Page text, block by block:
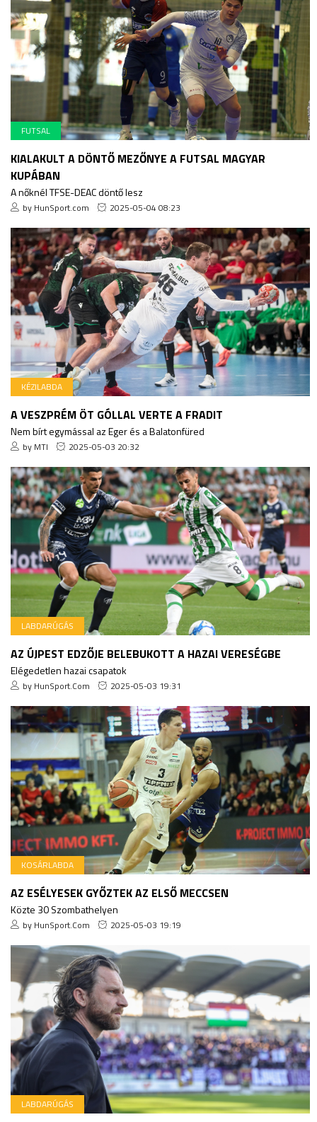
FUTSAL
KIALAKULT A DÖNTŐ MEZŐNYE A FUTSAL MAGYAR
KUPÁBAN
A nőknél TFSE-DEAC döntő lesz
by HunSport.com 2025-05-04 08:23
KÉZILABDA
A VESZPRÉM ÖT GÓLLAL VERTE A FRADIT
Nem bírt egymással az Eger és a Balatonfüred
by MTI 2025-05-03 20:32
LABDARÚGÁS
AZ ÚJPEST EDZŐJE BELEBUKOTT A HAZAI VERESÉGBE
Elégedetlen hazai csapatok
by HunSport.Com 2025-05-03 19:31
KOSÁRLABDA
AZ ESÉLYESEK GYŐZTEK AZ ELSŐ MECCSEN
Közte 30 Szombathelyen
by HunSport.Com 2025-05-03 19:19
LABDARÚGÁS